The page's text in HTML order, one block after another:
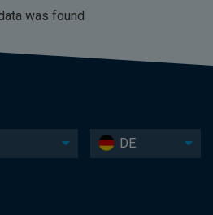
was found
DE